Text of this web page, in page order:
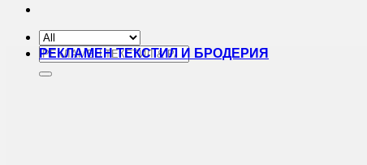
Търсене
за:
РЕКЛАМЕН ТЕКСТИЛ И БРОДЕРИЯ